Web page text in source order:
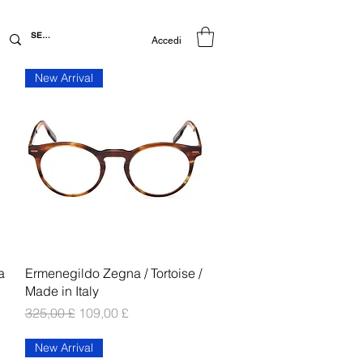
Accedi
Vista rapida
New Arrival
Ermenegildo Zegna / Tortoise /
Made in Italy
Prezzo regolare
325,00 £ Prezzo scontato
109,00 £
New Arrival